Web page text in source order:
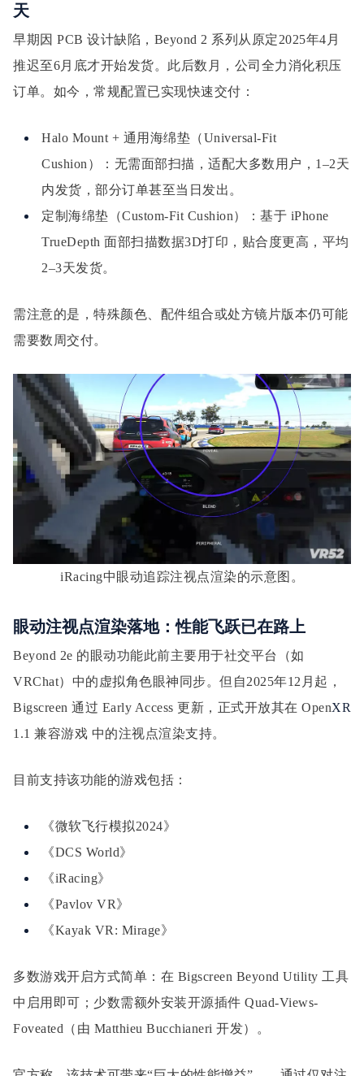
天
早期因 PCB 设计缺陷，Beyond 2 系列从原定2025年4月
推迟至6月底才开始发货。此后数月，公司全力消化积压
订单。如今，常规配置已实现快速交付：
Halo Mount + 通用海绵垫（Universal-Fit
Cushion）：无需面部扫描，适配大多数用户，1–2天
内发货，部分订单甚至当日发出。
定制海绵垫（Custom-Fit Cushion）：基于 iPhone
TrueDepth 面部扫描数据3D打印，贴合度更高，平均
2–3天发货。
需注意的是，特殊颜色、配件组合或处方镜片版本仍可能
需要数周交付。
iRacing中眼动追踪注视点渲染的示意图。
眼动注视点渲染落地：性能飞跃已在路上
Beyond 2e 的眼动功能此前主要用于社交平台（如
VRChat）中的虚拟角色眼神同步。但自2025年12月起，
Bigscreen 通过 Early Access 更新，正式开放其在 OpenXR
1.1 兼容游戏 中的注视点渲染支持。
目前支持该功能的游戏包括：
《微软飞行模拟2024》
《DCS World》
《iRacing》
《Pavlov VR》
《Kayak VR: Mirage》
多数游戏开启方式简单：在 Bigscreen Beyond Utility 工具
中启用即可；少数需额外安装开源插件 Quad-Views-
Foveated（由 Matthieu Bucchianeri 开发）。